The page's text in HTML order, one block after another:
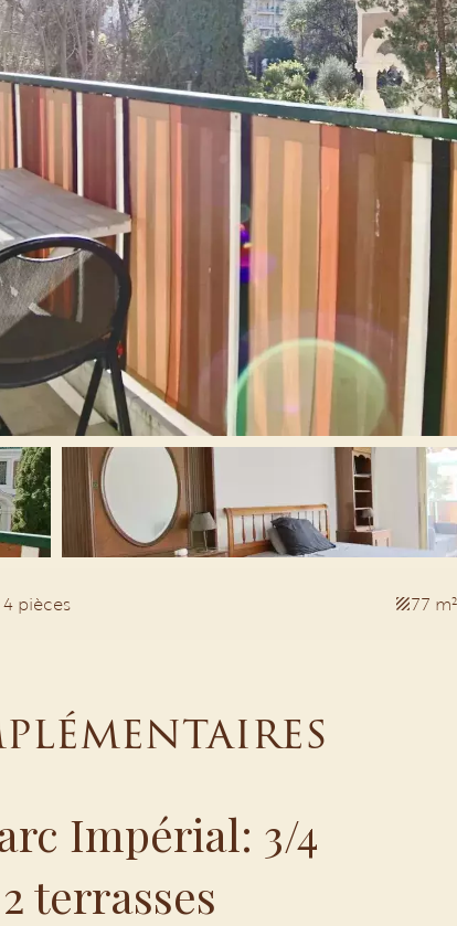
4 pièces 77 m²
Impérial: 3/4
terrasses